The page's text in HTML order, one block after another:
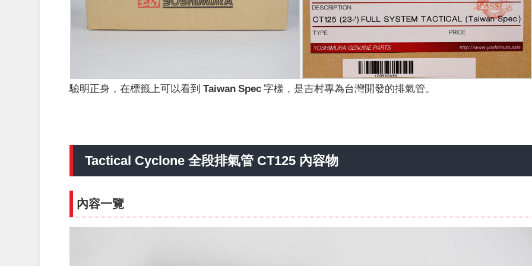
驗明正身，在標籤上可以看到Taiwan Spec字樣，是吉村專為台灣開發的排氣管。
Tactical Cyclone 全段排氣管 CT125 內容物
內容一覽